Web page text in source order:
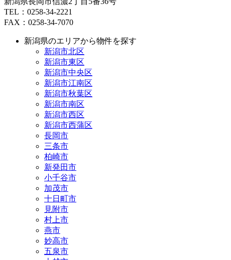
TEL：0258-34-2221
FAX：0258-34-7070
新潟県のエリアから物件を探す
新潟市北区
新潟市東区
新潟市中央区
新潟市江南区
新潟市秋葉区
新潟市南区
新潟市西区
新潟市西蒲区
長岡市
三条市
柏崎市
新発田市
小千谷市
加茂市
十日町市
見附市
村上市
燕市
妙高市
五泉市